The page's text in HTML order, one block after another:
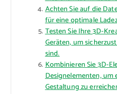
Achten Sie auf die
für eine optimale
Testen Sie Ihre 3D-
Geräten, um
sind.
Kombinieren Sie 3D-
Designelementen, um
Gestaltung zu